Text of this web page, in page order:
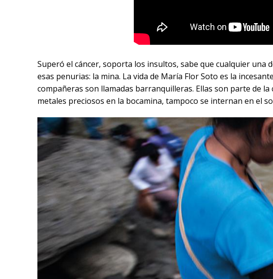
Superó el cáncer, soporta los insultos, sabe que cualquier
esas penurias: la mina. La vida de María Flor Soto es la
compañeras son llamadas barranquilleras. Ellas son parte de
metales preciosos en la bocamina, tampoco se internan en el